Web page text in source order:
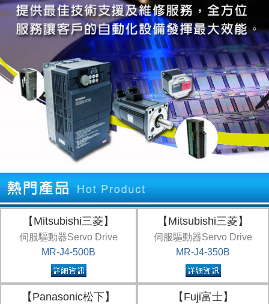
維修照片
維修影片
聯絡我們
【Mitsubishi三菱】
伺服驅動器Servo Drive
MR-J4-500B
【Mitsubishi三菱】
伺服驅動器Servo Drive
MR-J4-350B
【Panasonic松下】 【Fuji富士】